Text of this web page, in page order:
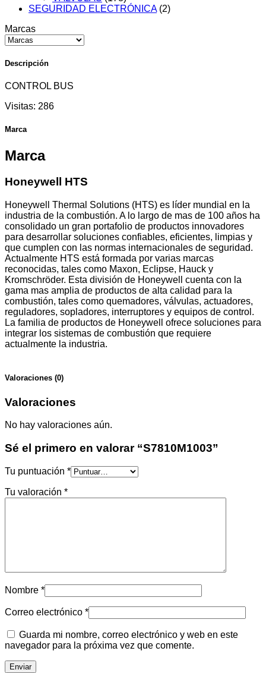
SEGURIDAD ELECTRÓNICA (2)
Marcas
Descripción
CONTROL BUS
Visitas: 286
Marca
Marca
Honeywell HTS
Honeywell Thermal Solutions (HTS) es líder mundial en la
industria de la combustión. A lo largo de mas de 100 años ha
consolidado un gran portafolio de productos innovadores
para desarrollar soluciones confiables, eficientes, limpias y
que cumplen con las normas internacionales de seguridad.
Actualmente HTS está formada por varias marcas
reconocidas, tales como Maxon, Eclipse, Hauck y
Kromschröder. Esta división de Honeywell cuenta con la
gama mas amplia de productos de alta calidad para la
combustión, tales como quemadores, válvulas, actuadores,
reguladores, sopladores, interruptores y equipos de control.
La familia de productos de Honeywell ofrece soluciones para
integrar los sistemas de combustión que requiere
actualmente la industria.
Valoraciones (0)
Valoraciones
No hay valoraciones aún.
Sé el primero en valorar “S7810M1003”
Tu puntuación *
Tu valoración *
Nombre *
Correo electrónico *
Guarda mi nombre, correo electrónico y web en este
navegador para la próxima vez que comente.